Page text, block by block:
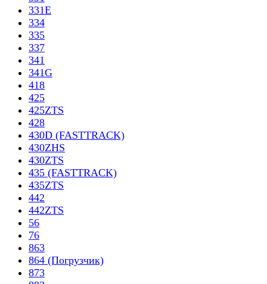
331E
334
335
337
341
341G
418
425
425ZTS
428
430D (FASTTRACK)
430ZHS
430ZTS
435 (FASTTRACK)
435ZTS
442
442ZTS
56
76
863
864 (Погрузчик)
873